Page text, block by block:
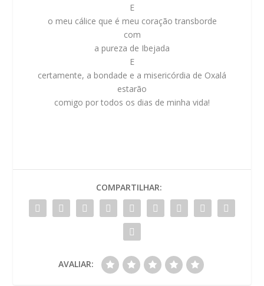
E
o meu cálice que é meu coração transborde
com
a pureza de Ibejada
E
certamente, a bondade e a misericórdia de Oxalá
estarão
comigo por todos os dias de minha vida!
COMPARTILHAR:
AVALIAR: